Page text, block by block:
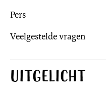
Pers
Veelgestelde vragen
Uitgelicht